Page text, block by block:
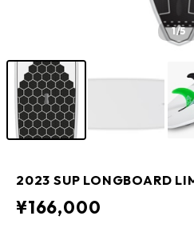
1/5
2023 SUP LONGBOARD
¥166,000